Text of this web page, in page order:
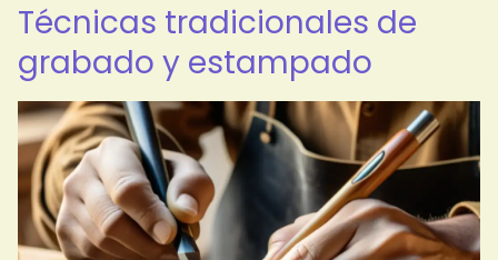
Técnicas tradicionales de
grabado y estampado